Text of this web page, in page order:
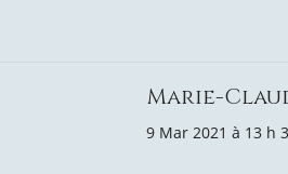
Marie-
9 Mar 2021 à 13 h